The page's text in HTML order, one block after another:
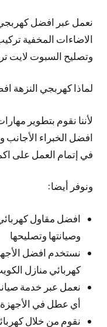
نعمل عبر افضل كهربجي
الاضاءات المخفية
وتصليح السبوت لايت
لماذا كهربجي النزهة
لأننا نقوم بتطوير
افضل الخبراء الأجانب
في إتمام العمل على
ونوفر أيضا:
افضل مقاول كهربائي
وصيانتها وتصليحها
نستخدم افضل
كهربائي منازل
نعمل عبر خدمة
أي عطل في الأجهزة
نقوم من خلال